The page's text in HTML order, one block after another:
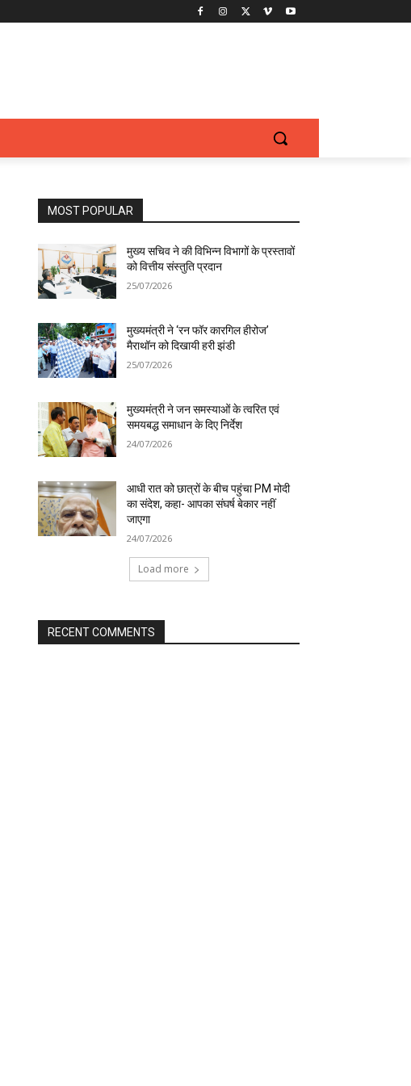
MOST POPULAR
मुख्य सचिव ने की विभिन्न विभागों के प्रस्तावों
को वित्तीय संस्तुति प्रदान
25/07/2026
मुख्यमंत्री ने ‘रन फॉर कारगिल हीरोज’
मैराथॉन को दिखायी हरी झंडी
25/07/2026
मुख्यमंत्री ने जन समस्याओं के त्वरित एवं
समयबद्ध समाधान के दिए निर्देश
24/07/2026
आधी रात को छात्रों के बीच पहुंचा PM मोदी
का संदेश, कहा- आपका संघर्ष बेकार नहीं
जाएगा
24/07/2026
Load more
RECENT COMMENTS